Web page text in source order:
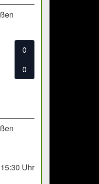
0
0
15:30 Uhr